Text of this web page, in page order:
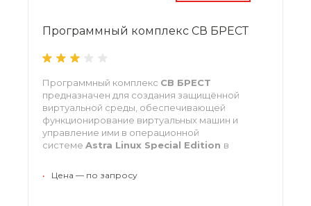
Программный комплекс СВ БРЕСТ
Программный комплекс СВ БРЕСТ
предназначен для создания защищённой
виртуальной среды, обеспечивающей
функционирование виртуальных машин и
управление ими в операционной
системе Astra Linux Special Edition в
• Цена — по запросу